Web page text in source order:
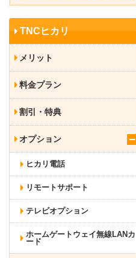
TNCヒカリ
メリット
料金プラン
割引・特典
オプション
ヒカリ電話
リモートサポート
テレビオプション
ホームゲートウェイ無線LANカ
ード